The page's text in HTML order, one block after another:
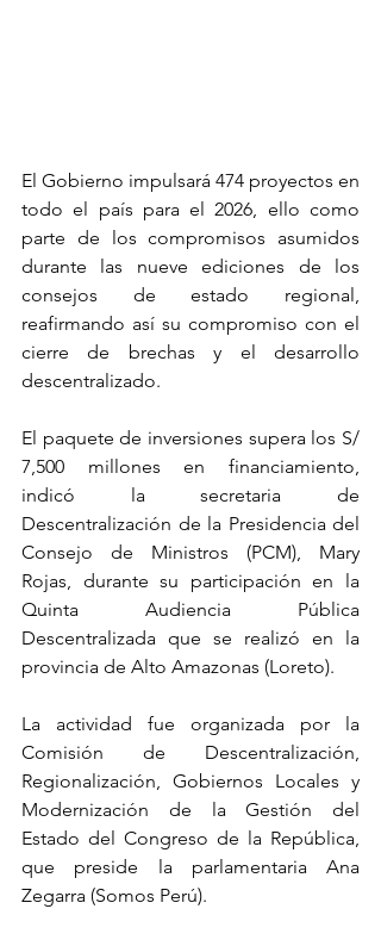
El Gobierno impulsará 474 proyectos en
todo el país para el 2026, ello como
parte de los compromisos asumidos
durante las nueve ediciones de los
consejos de estado regional,
reafirmando así su compromiso con el
cierre de brechas y el desarrollo
descentralizado.
El paquete de inversiones supera los S/
7,500 millones en financiamiento,
indicó la secretaria de
Descentralización de la Presidencia del
Consejo de Ministros (PCM), Mary
Rojas, durante su participación en la
Quinta Audiencia Pública
Descentralizada que se realizó en la
provincia de Alto Amazonas (Loreto).
La actividad fue organizada por la
Comisión de Descentralización,
Regionalización, Gobiernos Locales y
Modernización de la Gestión del
Estado del Congreso de la República,
que preside la parlamentaria Ana
Zegarra (Somos Perú).